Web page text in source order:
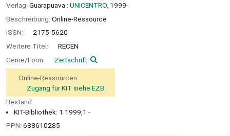
Verlag: Guarapuava : UNICENTRO, 1999-
Beschreibung: Online-Ressource
ISSN:
2175-5620
Weitere Titel:
RECEN
Genre/Form:
Zeitschrift
Online-Ressourcen:
Zugang für KIT siehe EZB
Bestand:
KIT-Bibliothek: 1.1999,1 -
PPN: 688610285